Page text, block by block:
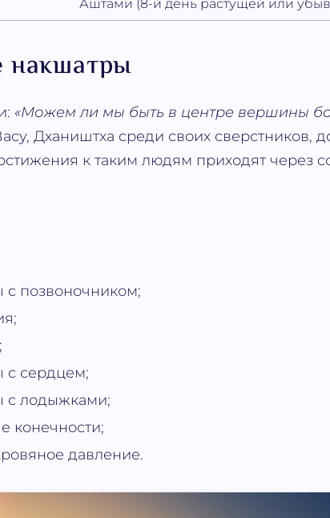
Аштами (8-й день растущей или
«Можем ли мы быть в центре вершины
Дхаништха среди своих сверстников,
к таким людям приходят через
с позвоночником;
с сердцем;
с лодыжками;
конечности;
давление.